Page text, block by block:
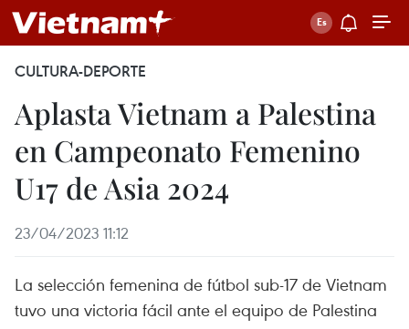
CULTURA-DEPORTE
Aplasta Vietnam a Palestina
en Campeonato Femenino
U17 de Asia 2024
23/04/2023 11:12
La selección femenina de fútbol sub-17 de Vietnam
tuvo una victoria fácil ante el equipo de Palestina